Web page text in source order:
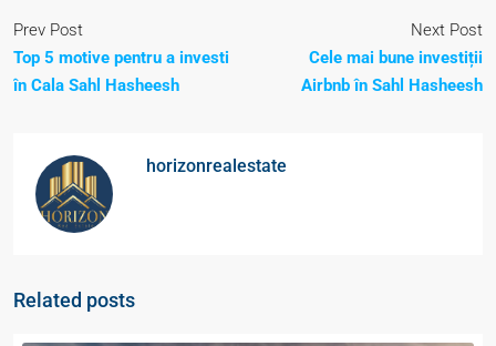
Prev Post
Top 5 motive pentru a investi
în Cala Sahl Hasheesh
Next Post
Cele mai bune investiții
Airbnb în Sahl Hasheesh
horizonrealestate
Related posts